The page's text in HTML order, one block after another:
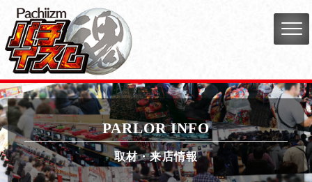
PARLOR INFO
取材・来店情報